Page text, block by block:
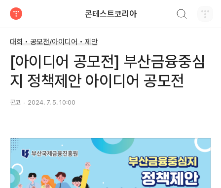
콘테스트코리아
대회 • 공모전/아이디어 • 제안
[아이디어 공모전] 부산금융중심
지 정책제안 아이디어 공모전
콘코 2024. 7. 5. 10:00